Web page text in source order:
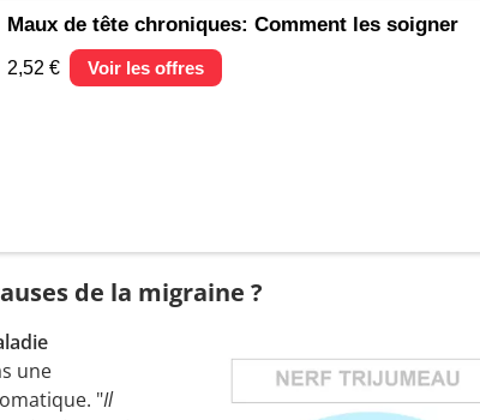
Maux de tête chroniques: Comment les soigner
2,52 € Voir les offres
de la migraine ?
une
"Il